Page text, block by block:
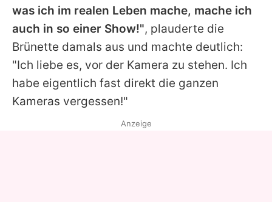
was ich im realen Leben mache, mache ich
auch in so einer Show!", plauderte die
Brünette damals aus und machte deutlich:
"Ich liebe es, vor der Kamera zu stehen. Ich
habe eigentlich fast direkt die ganzen
Kameras vergessen!"
Anzeige